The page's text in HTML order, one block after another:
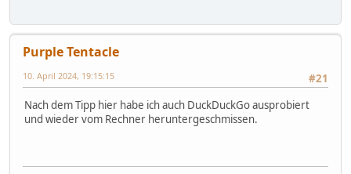
Purple Tentacle
#21
10. April 2024, 19:15:15
Nach dem Tipp hier habe ich auch DuckDuckGo ausprobiert
und wieder vom Rechner heruntergeschmissen.